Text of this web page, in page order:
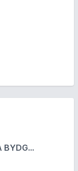
BYDG...